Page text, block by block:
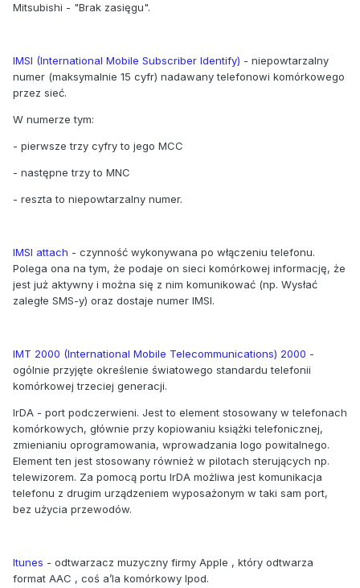
Mitsubishi - "Brak zasięgu".
IMSI (International Mobile Subscriber Identify) - niepowtarzalny
numer (maksymalnie 15 cyfr) nadawany telefonowi komórkowego
przez sieć.
W numerze tym:
- pierwsze trzy cyfry to jego MCC
- następne trzy to MNC
- reszta to niepowtarzalny numer.
IMSI attach - czynność wykonywana po włączeniu telefonu.
Polega ona na tym, że podaje on sieci komórkowej informację, że
jest już aktywny i można się z nim komunikować (np. Wysłać
zaległe SMS-y) oraz dostaje numer IMSI.
IMT 2000 (International Mobile Telecommunications) 2000 -
ogólnie przyjęte określenie światowego standardu telefonii
komórkowej trzeciej generacji.
IrDA - port podczerwieni. Jest to element stosowany w telefonach
komórkowych, głównie przy kopiowaniu książki telefonicznej,
zmienianiu oprogramowania, wprowadzania logo powitalnego.
Element ten jest stosowany również w pilotach sterujących np.
telewizorem. Za pomocą portu IrDA możliwa jest komunikacja
telefonu z drugim urządzeniem wyposażonym w taki sam port,
bez użycia przewodów.
Itunes - odtwarzacz muzyczny firmy Apple , który odtwarza
format AAC , coś a’la komórkowy Ipod.